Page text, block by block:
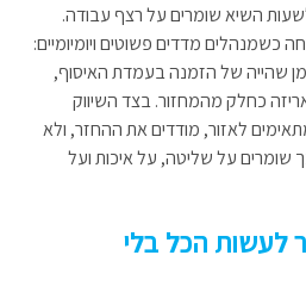
לשעות השיא שומרים על רצף עבודה.
כשמנהלים מדדים פשוטים ויומיומיים:
שהייה של הזמנה בעמדת האיסוף,
כחלק מהמחזור. בצד השיווק
לאזור, מודדים את ההחזר, ולא
שומרים על שליטה, על איכות ועל
לעשות הכל בלי